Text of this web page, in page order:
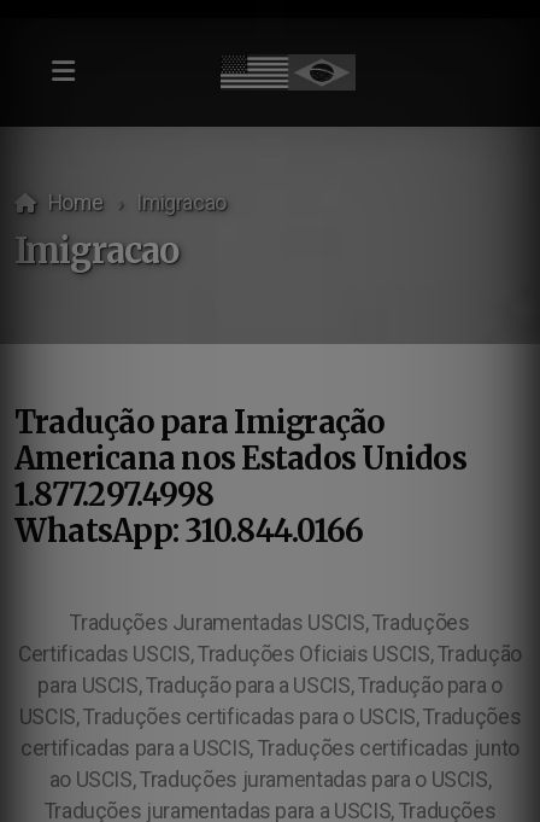
Home Imigracao
Imigracao
Tradução para Imigração
Americana nos Estados Unidos
1.877.297.4998
WhatsApp: 310.844.0166
Traduções Juramentadas USCIS, Traduções
Certificadas USCIS, Traduções Oficiais USCIS, Tradução
para USCIS, Tradução para a USCIS, Tradução para o
USCIS, Traduções certificadas para o USCIS, Traduções
certificadas para a USCIS, Traduções certificadas junto
ao USCIS, Traduções juramentadas para o USCIS,
Traduções juramentadas para a USCIS, Traduções